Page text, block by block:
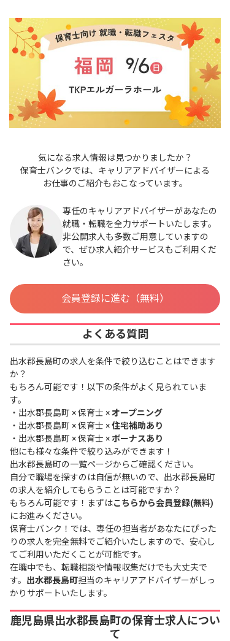
気になる求人情報は見つかりましたか？
保育士バンクでは、キャリアアドバイザーによる
お仕事のご紹介もおこなっています。
専任のキャリアアドバイザーがあなたの
就職・転職を全力サポートいたします。
非公開求人も多数ご用意していますの
で、ぜひ求人紹介サービスもご利用くだ
さい。
会員登録に進む（無料）
よくある質問
出水郡長島町の求人を条件で絞り込むことはできます
か？
もちろん可能です！以下の条件がよく見られていま
す。
・ 出水郡長島町 × 保育士 ×オープニング
・ 出水郡長島町 × 保育士 ×住宅補助あり
・ 出水郡長島町 × 保育士 ×ボーナスあり
他にも様々な条件で絞り込みができます！
出水郡長島町の一覧ページからご確認ください。
自分で職場を探すのは自信が無いので、出水郡長島町
の求人を紹介してもらうことは可能ですか？
もちろん可能です！まずはこちらから会員登録(無料)
にお進みください。
保育士バンク！では、専任の担当者があなたにぴった
りの求人を完全無料でご紹介いたしますので、安心し
てご利用いただくことが可能です。
在職中でも、転職相談や情報収集だけでも大丈夫で
す。 出水郡長島町担当のキャリアアドバイザーがしっ
かりサポートいたします。
鹿児島県出水郡長島町の保育士求人につい
て